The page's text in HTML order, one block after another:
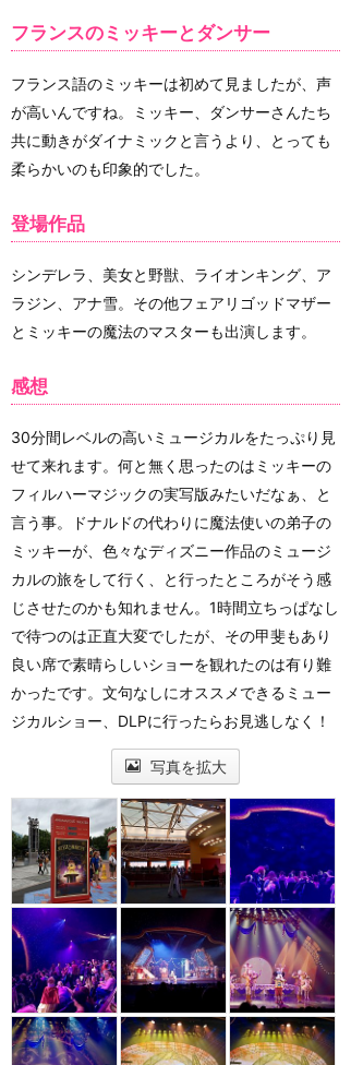
フランスのミッキーとダンサー
フランス語のミッキーは初めて見ましたが、声
が高いんですね。ミッキー、ダンサーさんたち
共に動きがダイナミックと言うより、とっても
柔らかいのも印象的でした。
登場作品
シンデレラ、美女と野獣、ライオンキング、ア
ラジン、アナ雪。その他フェアリゴッドマザー
とミッキーの魔法のマスターも出演します。
感想
30分間レベルの高いミュージカルをたっぷり見
せて来れます。何と無く思ったのはミッキーの
フィルハーマジックの実写版みたいだなぁ、と
言う事。ドナルドの代わりに魔法使いの弟子の
ミッキーが、色々なディズニー作品のミュージ
カルの旅をして行く、と行ったところがそう感
じさせたのかも知れません。1時間立ちっぱなし
で待つのは正直大変でしたが、その甲斐もあり
良い席で素晴らしいショーを観れたのは有り難
かったです。文句なしにオススメできるミュー
ジカルショー、DLPに行ったらお見逃しなく！
写真を拡大